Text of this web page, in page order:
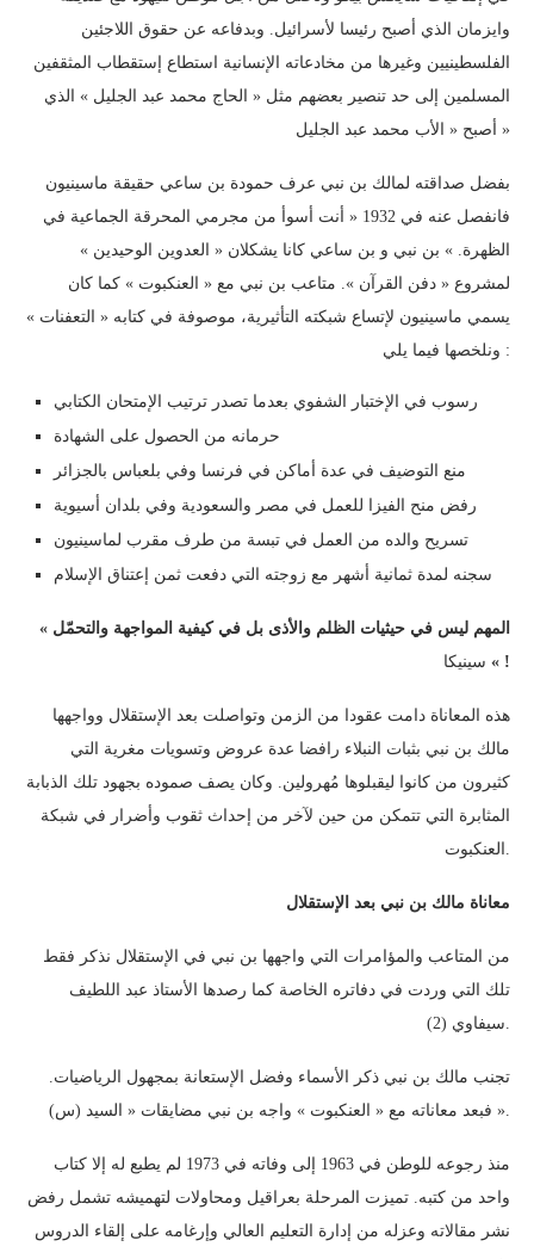
وايزمان الذي أصبح رئيسا لأسرائيل. وبدفاعه عن حقوق اللاجئين
الفلسطينيين وغيرها من مخادعاته الإنسانية استطاع إستقطاب المثقفين
المسلمين إلى حد تنصير بعضهم مثل « الحاج محمد عبد الجليل » الذي
أصبح « الأب محمد عبد الجليل »
بفضل صداقته لمالك بن نبي عرف حمودة بن ساعي حقيقة ماسينيون
فانفصل عنه في 1932 « أنت أسوأ من مجرمي المحرقة الجماعية في
الظهرة. » بن نبي و بن ساعي كانا يشكلان « العدوين الوحيدين »
لمشروع « دفن القرآن ». متاعب بن نبي مع « العنكبوت » كما كان
يسمي ماسينيون لإتساع شبكته التأثيرية، موصوفة في كتابه « التعفنات »
ونلخصها فيما يلي :
رسوب في الإختبار الشفوي بعدما تصدر ترتيب الإمتحان الكتابي
حرمانه من الحصول على الشهادة
منع التوضيف في عدة أماكن في فرنسا وفي بلعباس بالجزائر
رفض منح الفيزا للعمل في مصر والسعودية وفي بلدان أسيوية
تسريح والده من العمل في تبسة من طرف مقرب لماسينيون
سجنه لمدة ثمانية أشهر مع زوجته التي دفعت ثمن إعتناق الإسلام
« المهم ليس في حيثيات الظلم والأذى بل في كيفية المواجهة والتحمّل
! » سينيكا
هذه المعاناة دامت عقودا من الزمن وتواصلت بعد الإستقلال وواجهها
مالك بن نبي بثبات النبلاء رافضا عدة عروض وتسويات مغرية التي
كثيرون من كانوا ليقبلوها مُهرولين. وكان يصف صموده بجهود تلك الذبابة
المثابرة التي تتمكن من حين لآخر من إحداث ثقوب وأضرار في شبكة
العنكبوت.
معاناة مالك بن نبي بعد الإستقلال
من المتاعب والمؤامرات التي واجهها بن نبي في الإستقلال نذكر فقط
تلك التي وردت في دفاتره الخاصة كما رصدها الأستاذ عبد اللطيف
سيفاوي (2).
تجنب مالك بن نبي ذكر الأسماء وفضل الإستعانة بمجهول الرياضيات.
فبعد معاناته مع « العنكبوت » واجه بن نبي مضايقات « السيد (س) ».
منذ رجوعه للوطن في 1963 إلى وفاته في 1973 لم يطبع له إلا كتاب
واحد من كتبه. تميزت المرحلة بعراقيل ومحاولات لتهميشه تشمل رفض
نشر مقالاته وعزله من إدارة التعليم العالي وإرغامه على إلقاء الدروس